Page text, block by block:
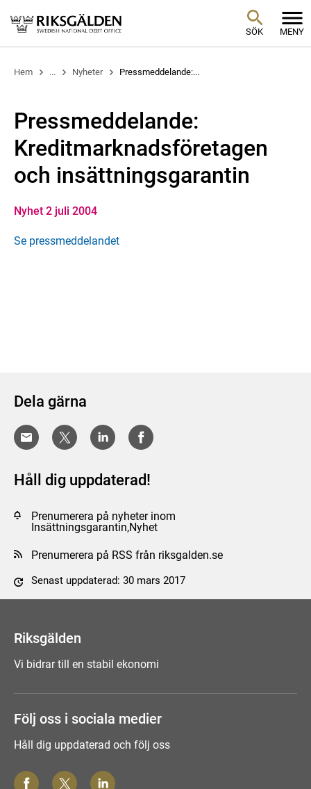
SÖK MENY
Hem ... Nyheter Pressmeddelande:...
Pressmeddelande:
Kreditmarknadsföretagen
och insättningsgarantin
Nyhet 2 juli 2004
Se pressmeddelandet
Dela gärna
Håll dig uppdaterad!
Prenumerera på nyheter inom
Insättningsgarantin,Nyhet
Prenumerera på RSS från riksgalden.se
Senast uppdaterad: 30 mars 2017
Riksgälden
Vi bidrar till en stabil ekonomi
Följ oss i sociala medier
Håll dig uppdaterad och följ oss